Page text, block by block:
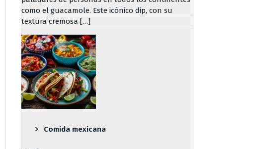
como el guacamole. Este icónico dip, con su
textura cremosa […]
Comida mexicana